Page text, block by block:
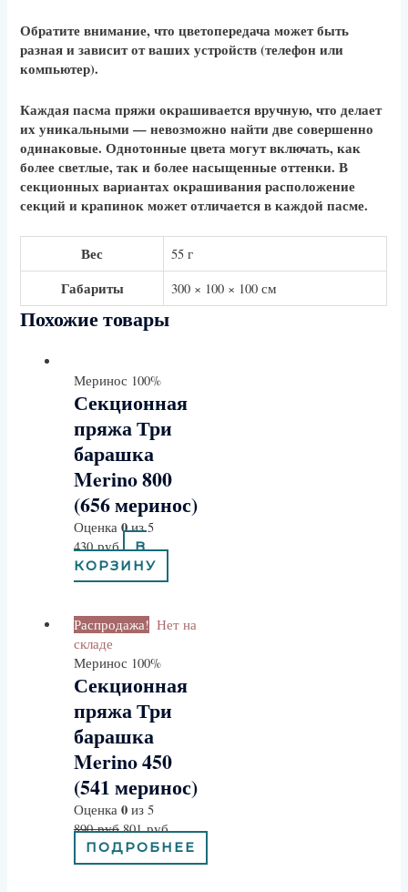
Обратите внимание, что цветопередача может быть
разная и зависит от ваших устройств (телефон или
компьютер).
Каждая пасма пряжи окрашивается вручную, что делает
их уникальными — невозможно найти две совершенно
одинаковые. Однотонные цвета могут включать, как
более светлые, так и более насыщенные оттенки. В
секционных вариантах окрашивания расположение
секций и крапинок может отличается в каждой пасме.
Вес 55 г
Габариты 300 × 100 × 100 см
Похожие товары
Меринос 100%
Секционная
пряжа Три
барашка
Merino 800
(656 меринос)
Оценка 0из 5
430руб
В
КОРЗИНУ
Распродажа! Нет на
складе
Меринос 100%
Секционная
пряжа Три
барашка
Merino 450
(541 меринос)
Оценка 0из 5
890руб 801руб
ПОДРОБНЕЕ